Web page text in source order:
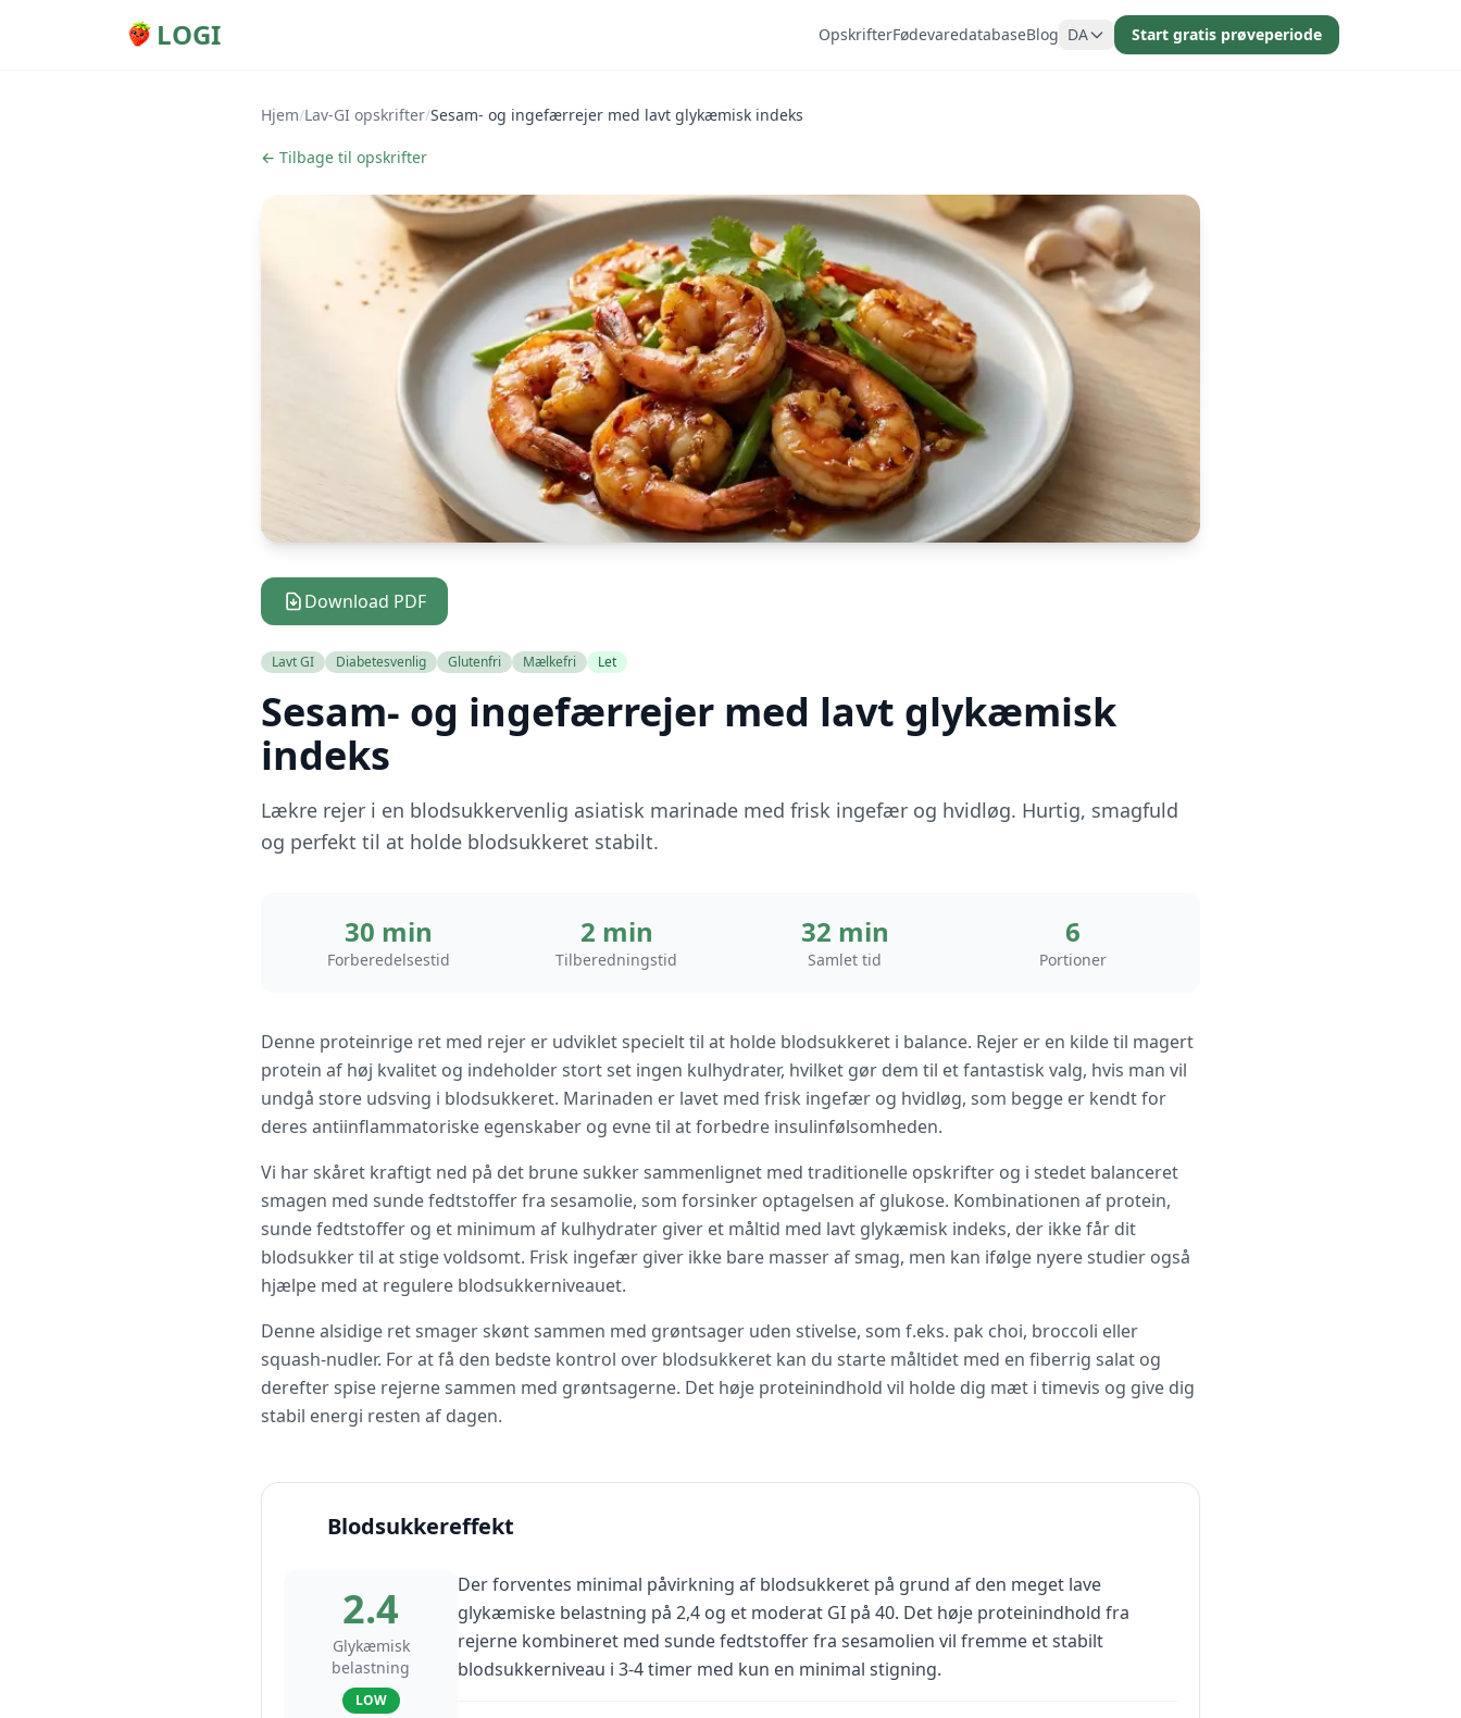
LOGI OpskrifterFødevaredatabaseBlog DA Start gratis prøveperiode
Hjem/Lav-GI opskrifter/Sesam- og ingefærrejer med lavt glykæmisk indeks
← Tilbage til opskrifter
Download PDF
Lavt GI Diabetesvenlig Glutenfri Mælkefri Let
Sesam- og ingefærrejer med lavt glykæmisk
indeks
Lækre rejer i en blodsukkervenlig asiatisk marinade med frisk ingefær og hvidløg. Hurtig, smagfuld
og perfekt til at holde blodsukkeret stabilt.
30 min
Forberedelsestid
2 min
Tilberedningstid
32 min
Samlet tid
6
Portioner
Denne proteinrige ret med rejer er udviklet specielt til at holde blodsukkeret i balance. Rejer er en kilde til magert
protein af høj kvalitet og indeholder stort set ingen kulhydrater, hvilket gør dem til et fantastisk valg, hvis man vil
undgå store udsving i blodsukkeret. Marinaden er lavet med frisk ingefær og hvidløg, som begge er kendt for
deres antiinflammatoriske egenskaber og evne til at forbedre insulinfølsomheden.
Vi har skåret kraftigt ned på det brune sukker sammenlignet med traditionelle opskrifter og i stedet balanceret
smagen med sunde fedtstoffer fra sesamolie, som forsinker optagelsen af glukose. Kombinationen af protein,
sunde fedtstoffer og et minimum af kulhydrater giver et måltid med lavt glykæmisk indeks, der ikke får dit
blodsukker til at stige voldsomt. Frisk ingefær giver ikke bare masser af smag, men kan ifølge nyere studier også
hjælpe med at regulere blodsukkerniveauet.
Denne alsidige ret smager skønt sammen med grøntsager uden stivelse, som f.eks. pak choi, broccoli eller
squash-nudler. For at få den bedste kontrol over blodsukkeret kan du starte måltidet med en fiberrig salat og
derefter spise rejerne sammen med grøntsagerne. Det høje proteinindhold vil holde dig mæt i timevis og give dig
stabil energi resten af dagen.
Blodsukkereffekt
2.4
Glykæmisk
belastning
LOW
Der forventes minimal påvirkning af blodsukkeret på grund af den meget lave
glykæmiske belastning på 2,4 og et moderat GI på 40. Det høje proteinindhold fra
rejerne kombineret med sunde fedtstoffer fra sesamolien vil fremme et stabilt
blodsukkerniveau i 3-4 timer med kun en minimal stigning.